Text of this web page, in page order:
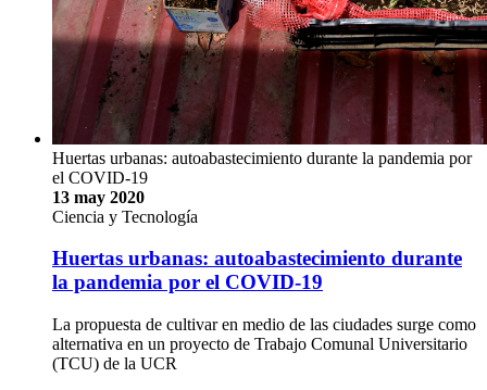
Huertas urbanas: autoabastecimiento durante la pandemia por
el COVID-19
13 may 2020
Ciencia y Tecnología
Huertas urbanas: autoabastecimiento durante
la pandemia por el COVID-19
La propuesta de cultivar en medio de las ciudades surge como
alternativa en un proyecto de Trabajo Comunal Universitario
(TCU) de la UCR